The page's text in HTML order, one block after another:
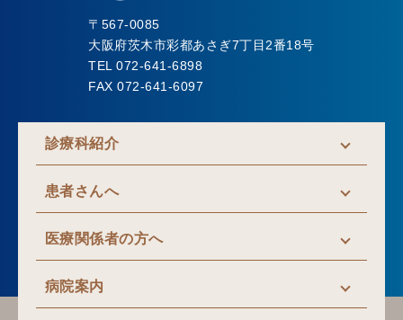
〒567-0085
大阪府茨木市彩都あさぎ7丁目2番18号
TEL 072-641-6898
FAX 072-641-6097
診療科紹介
患者さんへ
医療関係者の方へ
病院案内